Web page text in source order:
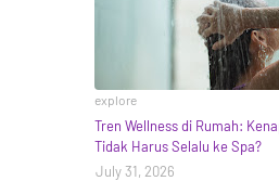
explore
Tren Wellness di Rumah:
Tidak Harus Selalu ke Spa?
July 31, 2026